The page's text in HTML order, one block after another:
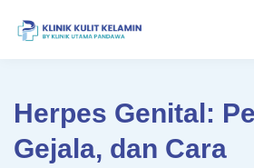
Herpes Genital:
Gejala, dan Cara